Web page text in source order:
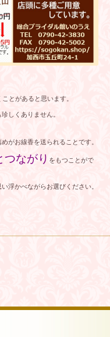
ことがあると思います。
しくありません。
がお線香を送られることです。
ながり をもつことがで
浮かべながらお選びください。